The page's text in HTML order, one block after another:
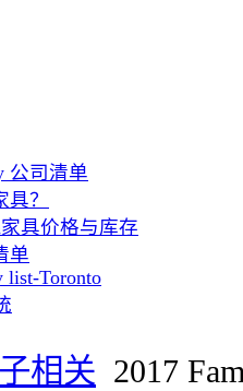
公司清单
？
具价格与库存
单
list-Toronto
相关 2017